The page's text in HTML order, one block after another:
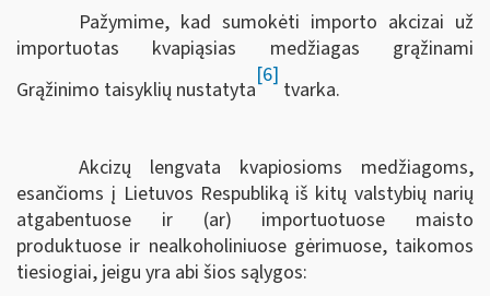
Pažymime, kad sumokėti importo akcizai už
importuotas kvapiąsias medžiagas grąžinami
Grąžinimo taisyklių nustatyta
[6]
tvarka.
Akcizų lengvata kvapiosioms medžiagoms,
esančioms į Lietuvos Respubliką iš kitų valstybių narių
atgabentuose ir (ar) importuotuose maisto
produktuose ir nealkoholiniuose gėrimuose, taikomos
tiesiogiai, jeigu yra abi šios sąlygos: